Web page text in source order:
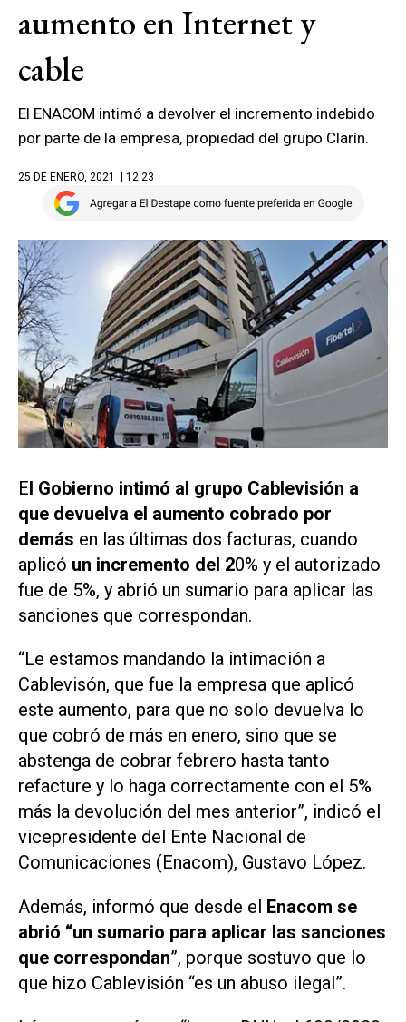
aumento en Internet y
cable
El ENACOM intimó a devolver el incremento indebido
por parte de la empresa, propiedad del grupo Clarín.
25 DE ENERO, 2021 | 12.23
El Gobierno intimó al grupo Cablevisión a
que devuelva el aumento cobrado por
demás en las últimas dos facturas, cuando
aplicó un incremento del 20% y el autorizado
fue de 5%, y abrió un sumario para aplicar las
sanciones que correspondan.
“Le estamos mandando la intimación a
Cablevisón, que fue la empresa que aplicó
este aumento, para que no solo devuelva lo
que cobró de más en enero, sino que se
abstenga de cobrar febrero hasta tanto
refacture y lo haga correctamente con el 5%
más la devolución del mes anterior”, indicó el
vicepresidente del Ente Nacional de
Comunicaciones (Enacom), Gustavo López.
Además, informó que desde el Enacom se
abrió “un sumario para aplicar las sanciones
que correspondan”, porque sostuvo que lo
que hizo Cablevisión “es un abuso ilegal”.